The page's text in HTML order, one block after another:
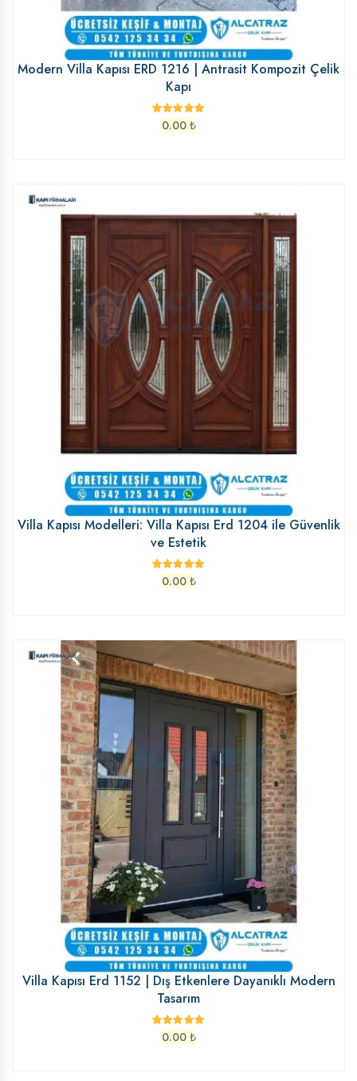
Modern Villa Kapısı ERD 1216 | Antrasit Kompozit Çelik
Kapı
0.00 ₺
Villa Kapısı Modelleri: Villa Kapısı Erd 1204 ile Güvenlik
ve Estetik
0.00 ₺
Villa Kapısı Erd 1152 | Dış Etkenlere Dayanıklı Modern
Tasarım
0.00 ₺